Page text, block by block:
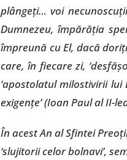
plângeţi… voi
Dumnezeu, împărăţia
împreună cu El, dacă
care, în fiecare zi,
‘apostolatul milostivirii
exigenţe’ (Ioan Paul al II-
În acest An al Sfintei
‘slujitorii celor bolnavi’,